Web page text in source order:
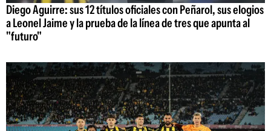
Diego Aguirre: sus 12 títulos oficiales con Peñarol, sus elogios
a Leonel Jaime y la prueba de la línea de tres que apunta al
"futuro"